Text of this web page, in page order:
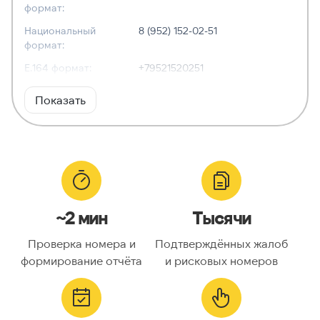
формат:
Национальный
формат:
8 (952) 152-02-51
E.164 формат:
+79521520251
RFC3966
формат:
Тип номера:
Оператор связи:
Национальный
9521520251
Код страны:
ГЕОЛОКАЦИЯ
Показать
~2 мин
Проверка номера и
формирование отчёта
Тысячи
Подтверждённых жалоб
и рисковых номеров